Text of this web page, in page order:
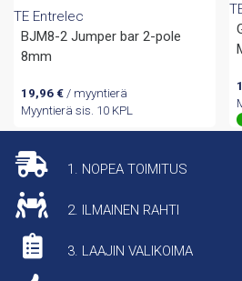
TE Entrelec
BJM8-2 Jumper bar 2-pole
8mm
19,96 €/ myyntierä
Myyntierä sis. 10 KPL
1. NOPEA TOIMITUS
2. ILMAINEN RAHTI
3. LAAJIN VALIKOIMA